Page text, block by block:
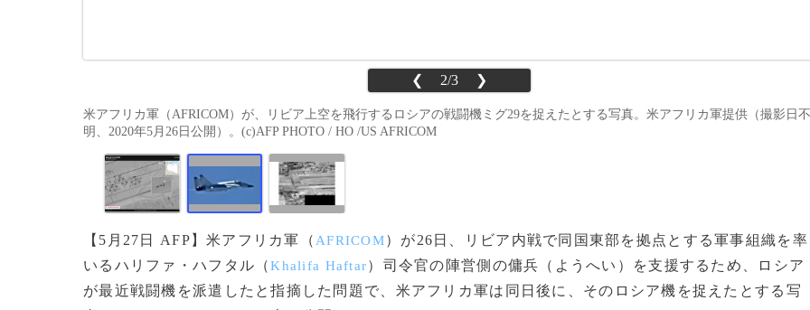
❮ 2/3 ❯
米アフリカ軍（AFRICOM）が、リビア上空を飛行するロシアの戦闘機ミグ29を捉えたとする写真。米アフリカ軍提供（撮影日不
明、2020年5月26日公開）。(c)AFP PHOTO / HO /US AFRICOM
【5月27日 AFP】米アフリカ軍（ AFRICOM）が26日、リビア内戦で同国東部を拠点とする軍事組織を率
いるハリファ・ハフタル（Khalifa Haftar）司令官の陣営側の傭兵（ようへい）を支援するため、ロシア
が最近戦闘機を派遣したと指摘した問題で、米アフリカ軍は同日後に、そのロシア機を捉えたとする写